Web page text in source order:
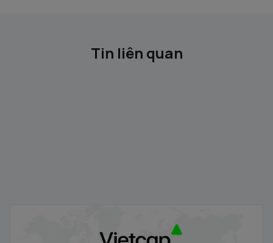
Tin liên quan